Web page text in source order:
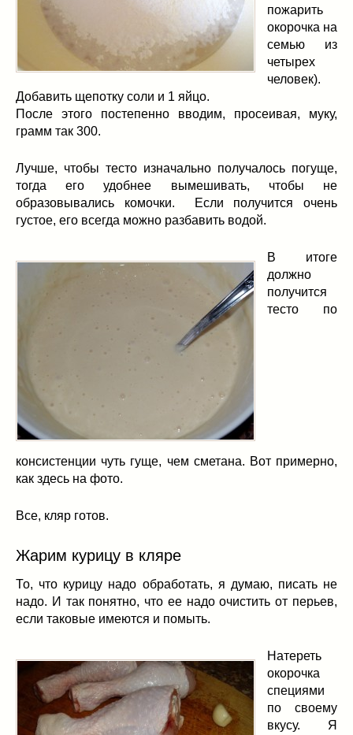
пожарить
окорочка на
семью из
четырех
человек).
Добавить щепотку соли и 1 яйцо.
После этого постепенно вводим, просеивая, муку,
грамм так 300.
Лучше, чтобы тесто изначально получалось погуще,
тогда его удобнее вымешивать, чтобы не
образовывались комочки. Если получится очень
густое, его всегда можно разбавить водой.
В итоге
должно
получится
тесто по
консистенции чуть гуще, чем сметана. Вот примерно,
как здесь на фото.
Все, кляр готов.
Жарим курицу в кляре
То, что курицу надо обработать, я думаю, писать не
надо. И так понятно, что ее надо очистить от перьев,
если таковые имеются и помыть.
Натереть
окорочка
специями
по своему
вкусу. Я